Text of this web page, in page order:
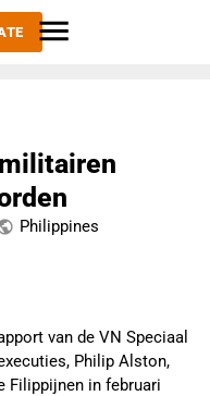
Philippines
van de VN Speciaal
Philip Alston,
Filippijnen in februari